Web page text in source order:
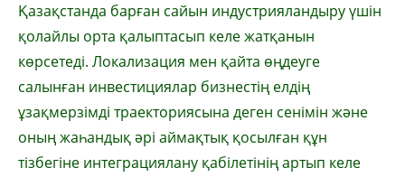
Қазақстанда барған сайын индустрияландыру үшін
қолайлы орта қалыптасып келе жатқанын
көрсетеді. Локализация мен қайта өңдеуге
салынған инвестициялар бизнестің елдің
ұзақмерзімді траекториясына деген сенімін және
оның жаһандық әрі аймақтық қосылған құн
тізбегіне интеграциялану қабілетінің артып келе